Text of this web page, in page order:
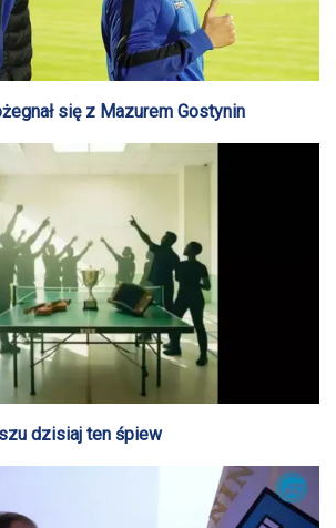
się z Mazurem Gostynin
dzisiaj ten śpiew